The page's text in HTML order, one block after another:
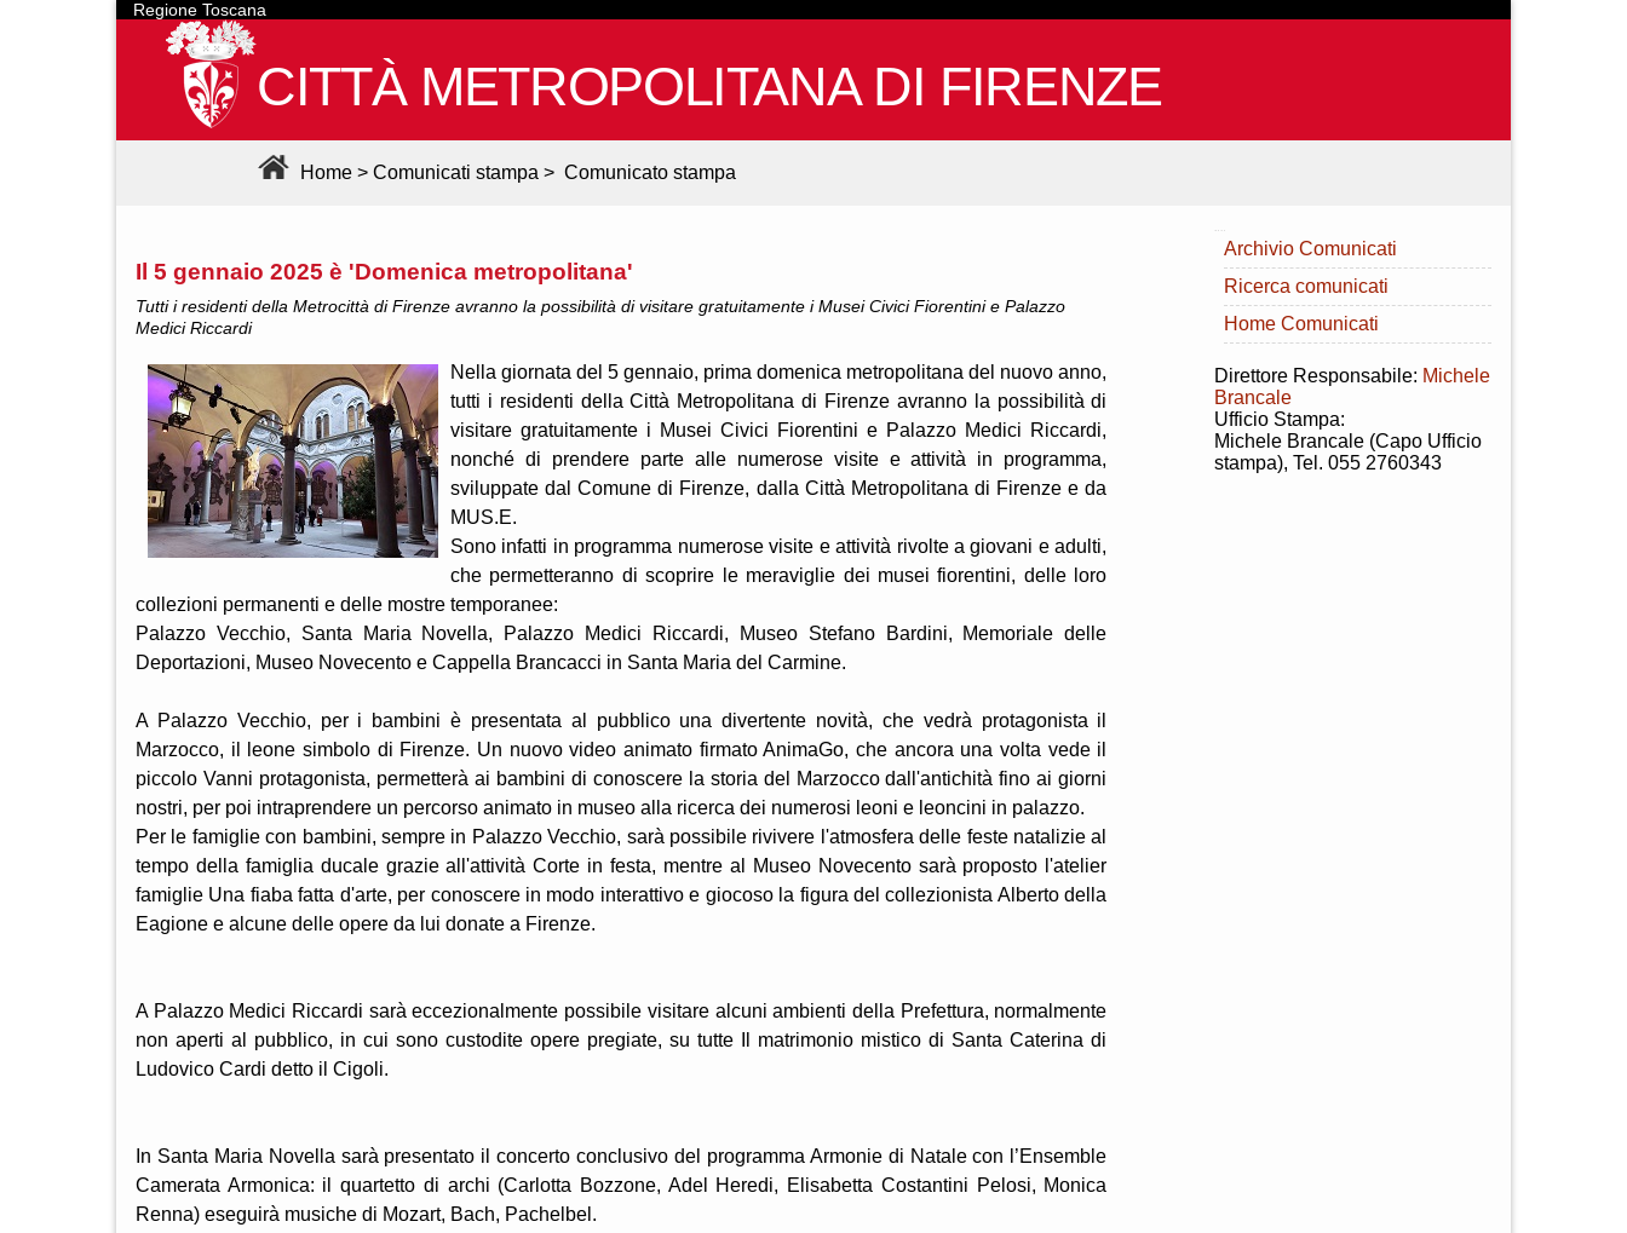
Regione Toscana
CITTÀ METROPOLITANA DI FIRENZE
Home > Comunicati stampa > Comunicato stampa
Il 5 gennaio 2025 è 'Domenica metropolitana'
Tutti i residenti della Metrocittà di Firenze avranno la possibilità di visitare gratuitamente i Musei Civici Fiorentini e Palazzo
Medici Riccardi
Nella giornata del 5 gennaio, prima domenica metropolitana del nuovo anno,
tutti i residenti della Città Metropolitana di Firenze avranno la possibilità di
visitare gratuitamente i Musei Civici Fiorentini e Palazzo Medici Riccardi,
nonché di prendere parte alle numerose visite e attività in programma,
sviluppate dal Comune di Firenze, dalla Città Metropolitana di Firenze e da
MUS.E.
Sono infatti in programma numerose visite e attività rivolte a giovani e adulti,
che permetteranno di scoprire le meraviglie dei musei fiorentini, delle loro
collezioni permanenti e delle mostre temporanee:
Palazzo Vecchio, Santa Maria Novella, Palazzo Medici Riccardi, Museo Stefano Bardini, Memoriale delle
Deportazioni, Museo Novecento e Cappella Brancacci in Santa Maria del Carmine.
A Palazzo Vecchio, per i bambini è presentata al pubblico una divertente novità, che vedrà protagonista il
Marzocco, il leone simbolo di Firenze. Un nuovo video animato firmato AnimaGo, che ancora una volta vede il
piccolo Vanni protagonista, permetterà ai bambini di conoscere la storia del Marzocco dall'antichità fino ai giorni
nostri, per poi intraprendere un percorso animato in museo alla ricerca dei numerosi leoni e leoncini in palazzo.
Per le famiglie con bambini, sempre in Palazzo Vecchio, sarà possibile rivivere l'atmosfera delle feste natalizie al
tempo della famiglia ducale grazie all'attività Corte in festa, mentre al Museo Novecento sarà proposto l'atelier
famiglie Una fiaba fatta d'arte, per conoscere in modo interattivo e giocoso la figura del collezionista Alberto della
Eagione e alcune delle opere da lui donate a Firenze.
A Palazzo Medici Riccardi sarà eccezionalmente possibile visitare alcuni ambienti della Prefettura, normalmente
non aperti al pubblico, in cui sono custodite opere pregiate, su tutte Il matrimonio mistico di Santa Caterina di
Ludovico Cardi detto il Cigoli.
In Santa Maria Novella sarà presentato il concerto conclusivo del programma Armonie di Natale con l’Ensemble
Camerata Armonica: il quartetto di archi (Carlotta Bozzone, Adel Heredi, Elisabetta Costantini Pelosi, Monica
Renna) eseguirà musiche di Mozart, Bach, Pachelbel.
Archivio Comunicati
Ricerca comunicati
Home Comunicati
Direttore Responsabile: Michele
Brancale
Ufficio Stampa:
Michele Brancale (Capo Ufficio
stampa), Tel. 055 2760343